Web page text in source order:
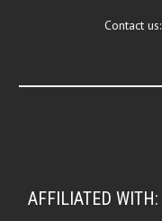
Contact us:
AFFILIATED WITH: